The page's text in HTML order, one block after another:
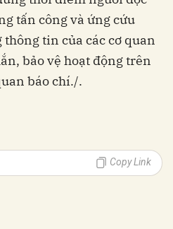
tấn công và ứng cứu
tin của các cơ quan
bảo vệ hoạt động trên
báo chí./.
Copy Link